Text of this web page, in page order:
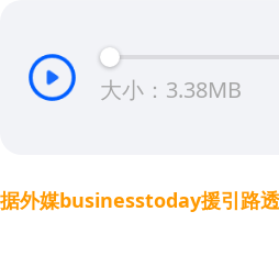
大小：3.38MB
据外媒businesstoday援引路